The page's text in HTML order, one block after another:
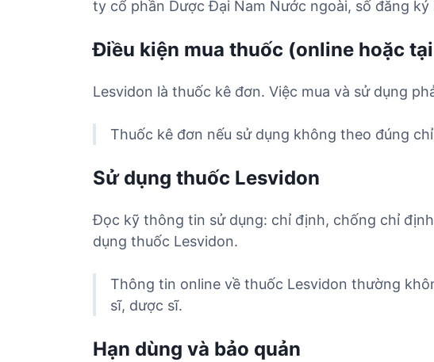
ty cổ phần Dược Đại Nam Nước ngoài, số đăng
Điều kiện mua thuốc (online hoặc
Lesvidon là thuốc kê đơn. Việc mua và sử dụng
Thuốc kê đơn nếu sử dụng không theo đúng
Sử dụng thuốc Lesvidon
Đọc kỹ thông tin sử dụng: chỉ định, chống chỉ
dụng thuốc Lesvidon.
Thông tin online về thuốc Lesvidon thường
sĩ, dược sĩ.
Hạn dùng và bảo quản